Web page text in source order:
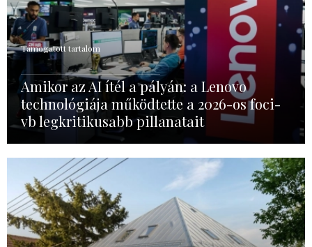
Támogatott tartalom
Amikor az AI ítél a pályán: a Lenovo
technológiája működtette a 2026-os foci-
vb legkritikusabb pillanatait